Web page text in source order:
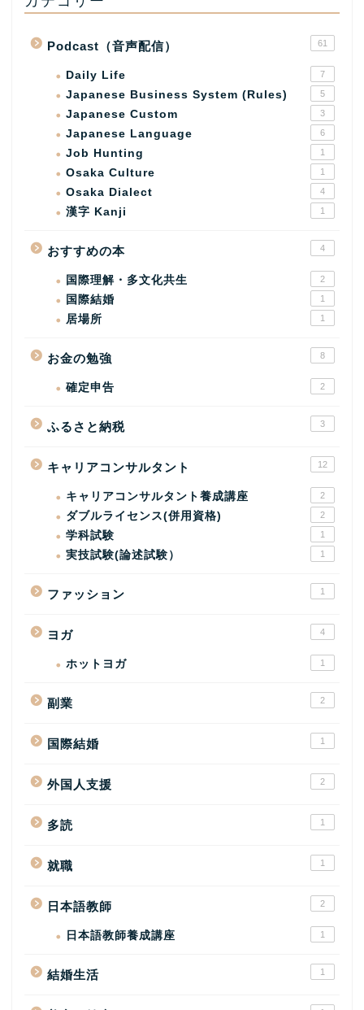
Podcast（音声配信） 61
Daily Life 7
Japanese Business System (Rules) 5
Japanese Custom 3
Japanese Language 6
Job Hunting 1
Osaka Culture 1
Osaka Dialect 4
漢字 Kanji 1
おすすめの本 4
国際理解・多文化共生 2
国際結婚 1
居場所 1
お金の勉強 8
確定申告 2
ふるさと納税 3
キャリアコンサルタント 12
キャリアコンサルタント養成講座 2
ダブルライセンス(併用資格) 2
学科試験 1
実技試験(論述試験） 1
ファッション 1
ヨガ 4
ホットヨガ 1
副業 2
国際結婚 1
外国人支援 2
多読 1
就職 1
日本語教師 2
日本語教師養成講座 1
結婚生活 1